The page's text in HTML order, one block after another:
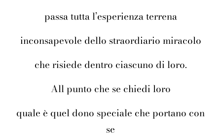
passa tutta l’esperienza terrena
inconsapevole dello straordiario miracolo
che risiede dentro ciascuno di loro.
All punto che se chiedi loro
quale è quel dono speciale che portano con
se